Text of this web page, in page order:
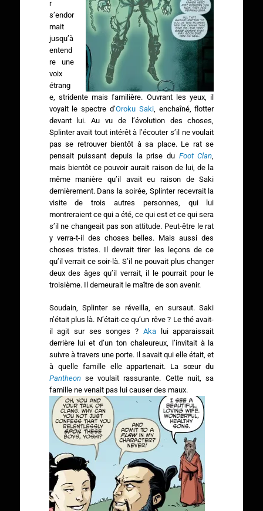
r
s’endor
mait
jusqu’à
entend
re une
voix
étrang
e, stridente mais familière. Ouvrant les yeux, il
voyait le spectre d’Oroku Saki, enchaîné, flotter
devant lui. Au vu de l’évolution des choses,
Splinter avait tout intérêt à l’écouter s’il ne voulait
pas se retrouver bientôt à sa place. Le rat se
pensait puissant depuis la prise du Foot Clan
mais bientôt ce pouvoir aurait raison de lui, de la
même manière qu’il avait eu raison de Saki
dernièrement. Dans la soirée, Splinter recevrait la
visite de trois autres personnes, qui lui
montreraient ce qui a été, ce qui est et ce qui sera
s’il ne changeait pas son attitude. Peut-être le rat
y verra-t-il des choses belles. Mais aussi des
choses tristes. Il devrait tirer les leçons de ce
qu’il verrait ce soir-là. S’il ne pouvait plus changer
deux des âges qu’il verrait, il le pourrait pour le
troisième. Il demeurait le maître de son avenir.
Soudain, Splinter se réveilla, en sursaut. Saki
n’était plus là. N’était-ce qu’un rêve ? Le thé avait-
il agit sur ses songes ? Akalui apparaissait
derrière lui et d’un ton chaleureux, l’invitait à la
suivre à travers une porte. Il savait qui elle était, et
à quelle famille elle appartenait. La sœur du
Pantheonse voulait rassurante. Cette nuit, sa
famille ne venait pas lui causer des maux.